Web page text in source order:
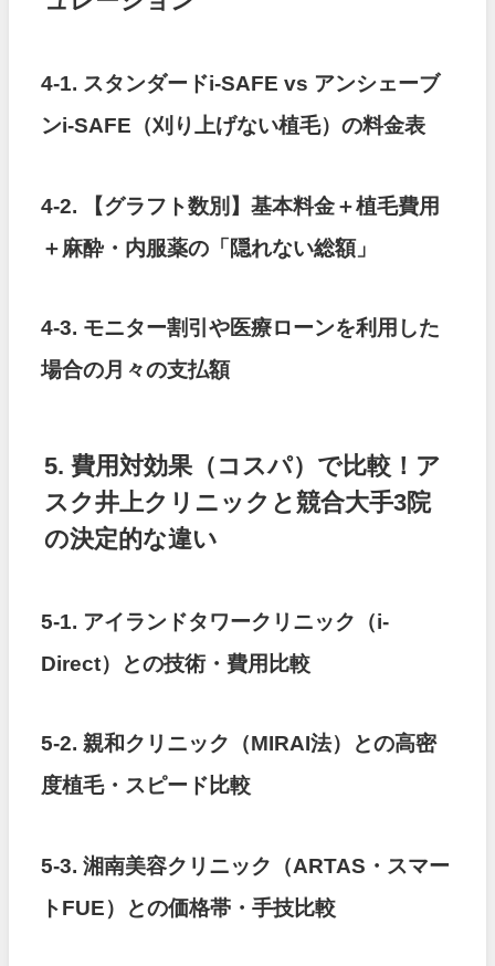
4-1. スタンダードi-SAFE vs アンシェーブ
ンi-SAFE（刈り上げない植毛）の料金表
4-2. 【グラフト数別】基本料金＋植毛費用
＋麻酔・内服薬の「隠れない総額」
4-3. モニター割引や医療ローンを利用した
場合の月々の支払額
5. 費用対効果（コスパ）で比較！ア
スク井上クリニックと競合大手3院
の決定的な違い
5-1. アイランドタワークリニック（i-
Direct）との技術・費用比較
5-2. 親和クリニック（MIRAI法）との高密
度植毛・スピード比較
5-3. 湘南美容クリニック（ARTAS・スマー
トFUE）との価格帯・手技比較